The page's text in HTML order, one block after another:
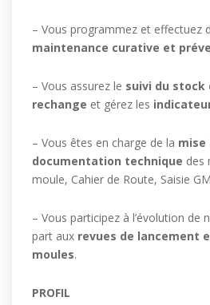
– Vous programmez et effectuez
maintenance curative et
– Vous assurez le suivi du stock
rechange et gérez les
– Vous êtes en charge de la mise
documentation technique des
moule, Cahier de Route, Saisie
– Vous participez à l’évolution de
part aux revues de lancement
moules.
PROFIL